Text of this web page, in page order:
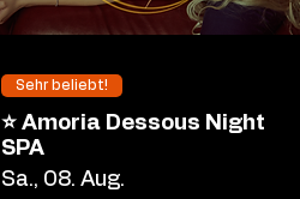
Sehr beliebt!
⭐ Amoria Dessous Night
SPA
Sa., 08. Aug.